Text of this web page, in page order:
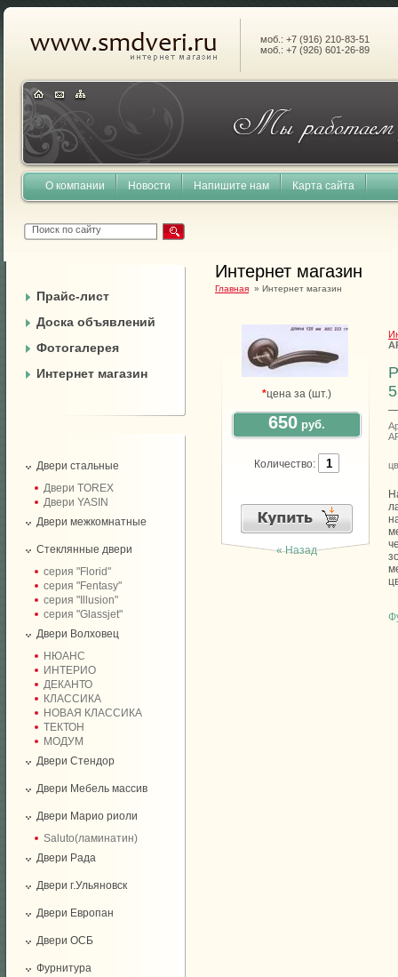
моб.: +7 (916) 210-83-51
моб.: +7 (926) 601-26-89
О компании Новости Напишите нам Карта сайта
Прайс-лист
Доска объявлений
Фотогалерея
Интернет магазин
Двери стальные
Двери TOREX
Двери YASIN
Двери межкомнатные
Стеклянные двери
серия "Florid"
серия "Fentasy"
серия "Illusion"
серия "Glassjet"
Двери Волховец
НЮАНС
ИНТЕРИО
ДЕКАНТО
КЛАССИКА
НОВАЯ КЛАССИКА
ТЕКТОН
МОДУМ
Двери Стендор
Двери Мебель массив
Двери Марио риоли
Saluto(ламинатин)
Двери Рада
Двери г.Ульяновск
Двери Европан
Двери ОСБ
Фурнитура
Интернет магазин
Главная » Интернет магазин
*цена за (шт.)
650 руб.
Количество:
« Назад